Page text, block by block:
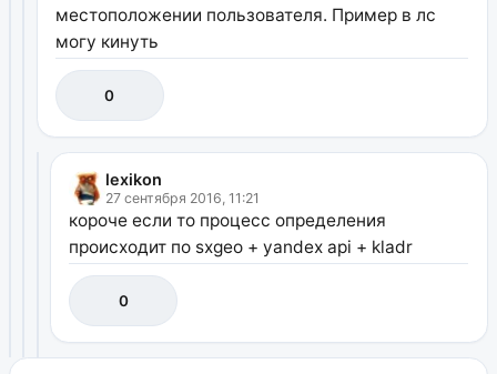
местоположении пользователя. Пример в лс
могу кинуть
0
lexikon
27 сентября 2016, 11:21
короче если то процесс определения
происходит по sxgeo + yandex api + kladr
0